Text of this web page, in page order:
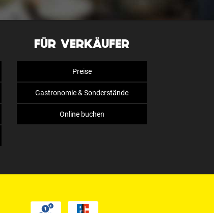
FÜR VERKÄUFER
Preise
Gastronomie & Sonderstände
Online buchen